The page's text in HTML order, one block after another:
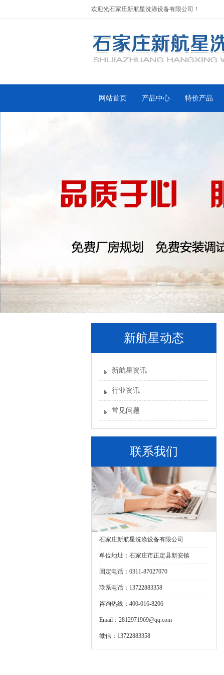
欢迎光石家庄新航星洗涤设备有限公司！
网站首页 产品中心 特价产品
新航星动态
新航星资讯
行业资讯
常见问题
联系我们
石家庄新航星洗涤设备有限公司
单位地址：石家庄市正定县新安镇
固定电话：0311-87027070
联系电话：13722883358
咨询热线：400-016-8206
Email：2812971969@qq.com
微信：13722883358